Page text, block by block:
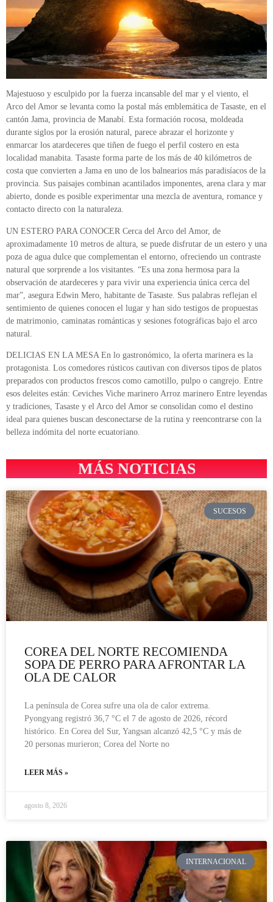
Majestuoso y esculpido por la fuerza incansable del mar y el viento, el
Arco del Amor se levanta como la postal más emblemática de Tasaste, en el
cantón Jama, provincia de Manabí. Esta formación rocosa, moldeada
durante siglos por la erosión natural, parece abrazar el horizonte y
enmarcar los atardeceres que tiñen de fuego el perfil costero en esta
localidad manabita. Tasaste forma parte de los más de 40 kilómetros de
costa que convierten a Jama en uno de los balnearios más paradisíacos de la
provincia. Sus paisajes combinan acantilados imponentes, arena clara y mar
abierto, donde es posible experimentar una mezcla de aventura, romance y
contacto directo con la naturaleza.
UN ESTERO PARA CONOCER Cerca del Arco del Amor, de
aproximadamente 10 metros de altura, se puede disfrutar de un estero y una
poza de agua dulce que complementan el entorno, ofreciendo un contraste
natural que sorprende a los visitantes. “Es una zona hermosa para la
observación de atardeceres y para vivir una experiencia única cerca del
mar”, asegura Edwin Mero, habitante de Tasaste. Sus palabras reflejan el
sentimiento de quienes conocen el lugar y han sido testigos de propuestas
de matrimonio, caminatas románticas y sesiones fotográficas bajo el arco
natural.
DELICIAS EN LA MESA En lo gastronómico, la oferta marinera es la
protagonista. Los comedores rústicos cautivan con diversos tipos de platos
preparados con productos frescos como camotillo, pulpo o cangrejo. Entre
esos deleites están: Ceviches Viche marinero Arroz marinero Entre leyendas
y tradiciones, Tasaste y el Arco del Amor se consolidan como el destino
ideal para quienes buscan desconectarse de la rutina y reencontrarse con la
belleza indómita del norte ecuatoriano.
MÁS NOTICIAS
SUCESOS
COREA DEL NORTE RECOMIENDA
SOPA DE PERRO PARA AFRONTAR LA
OLA DE CALOR
La península de Corea sufre una ola de calor extrema.
Pyongyang registró 36,7 °C el 7 de agosto de 2026, récord
histórico. En Corea del Sur, Yangsan alcanzó 42,5 °C y más de
20 personas murieron; Corea del Norte no
LEER MÁS »
agosto 8, 2026
INTERNACIONAL